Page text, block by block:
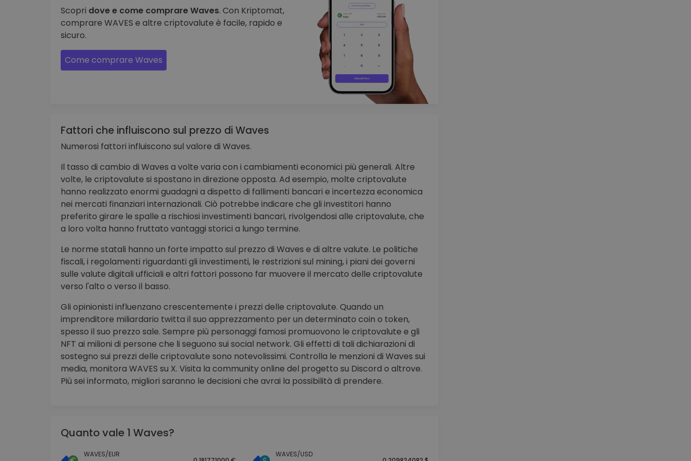
Scopri dove e come comprare Waves. Con Kriptomat,
comprare WAVES e altre criptovalute è facile, rapido e
sicuro.
Come comprare Waves
Fattori che influiscono sul prezzo di Waves
Numerosi fattori influiscono sul valore di Waves.
Il tasso di cambio di Waves a volte varia con i cambiamenti economici più generali. Altre
volte, le criptovalute si spostano in direzione opposta. Ad esempio, molte criptovalute
hanno realizzato enormi guadagni a dispetto di fallimenti bancari e incertezza economica
nei mercati finanziari internazionali. Ciò potrebbe indicare che gli investitori hanno
preferito girare le spalle a rischiosi investimenti bancari, rivolgendosi alle criptovalute, che
a loro volta hanno fruttato vantaggi storici a lungo termine.
Le norme statali hanno un forte impatto sul prezzo di Waves e di altre valute. Le politiche
fiscali, i regolamenti riguardanti gli investimenti, le restrizioni sul mining, i piani dei governi
sulle valute digitali ufficiali e altri fattori possono far muovere il mercato delle criptovalute
verso l'alto o verso il basso.
Gli opinionisti influenzano crescentemente i prezzi delle criptovalute. Quando un
imprenditore miliardario twitta il suo apprezzamento per un determinato coin o token,
spesso il suo prezzo sale. Sempre più personaggi famosi promuovono le criptovalute e gli
NFT ai milioni di persone che li seguono sui social network. Gli effetti di tali dichiarazioni di
sostegno sui prezzi delle criptovalute sono notevolissimi. Controlla le menzioni di Waves sui
media, monitora WAVES su X. Visita la community online del progetto su Discord o altrove.
Più sei informato, migliori saranno le decisioni che avrai la possibilità di prendere.
Quanto vale 1 Waves?
WAVES/EUR WAVES/USD